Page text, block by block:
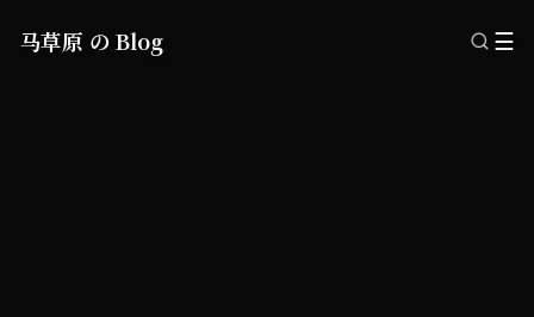
马草原 の Blog ☰